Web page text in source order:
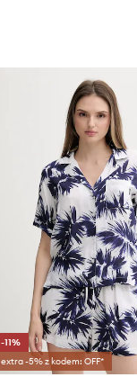
-11%
extra -5% z kodem: OFF*